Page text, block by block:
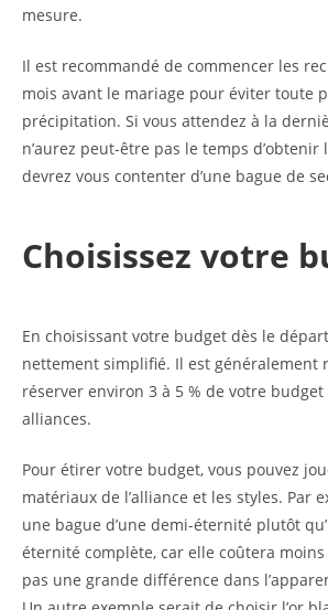
mesure.
Il est recommandé de commencer les
mois avant le mariage pour éviter toute
précipitation. Si vous attendez à la
n’aurez peut-être pas le temps
devrez vous contenter d’une bague de
Choisissez votre
En choisissant votre budget dès le
nettement simplifié. Il est généralement
réserver environ 3 à 5 % de votre
alliances.
Pour étirer votre budget, vous pouvez
matériaux de l’alliance et les styles. Par
une bague d’une demi-éternité plutôt
éternité complète, car elle coûtera
pas une grande différence dans